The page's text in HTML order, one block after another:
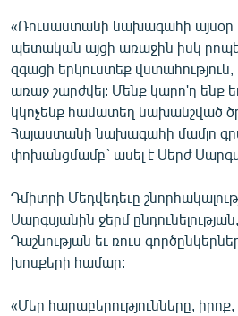
«Ռուսաստանի նախագահի այսօր
պետական այցի առաջին իսկ
զգացի երկուստեք
առաջ շարժվել: Մենք կարո'ղ ենք
կկոչենք համատեղ նախանշված
Հայաստանի նախագահի մամլո
փոխանցմամբ` ասել է Սերժ
Դմիտրի Մեդվեդեւը
Սարգսյանին ջերմ
Դաշնության եւ ռուս
խոսքերի համար:
«Մեր հարաբերությունները,